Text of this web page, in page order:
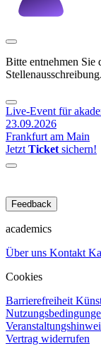
Bitte entnehmen Sie
Stellenausschreibung.
Live-Event für
23.09.2026
Frankfurt am Main
Jetzt Ticket sichern!
Feedback
academics
Über uns Kontakt
Cookies
Barrierefreiheit
Vertrag widerrufen